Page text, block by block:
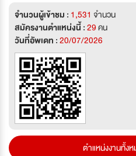
จำนวนผู้เข้าชม : 1,531 จำนวน
สมัครงานตำแหน่งนี้ :29คน
วันที่อัพเดท :20/07/2026
ตำแหน่งงานทั้ง